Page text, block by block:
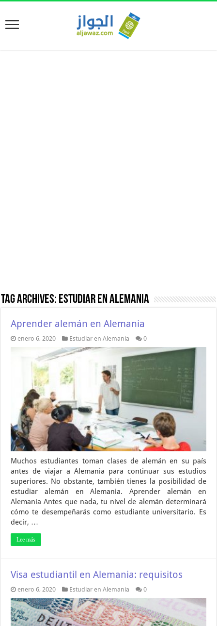
Tag Archives: Estudiar en Alemania
Aprender alemán en Alemania
enero 6, 2020 Estudiar en Alemania 0
Muchos estudiantes toman clases de alemán en su país
antes de viajar a Alemania para continuar sus estudios
superiores. No obstante, también tienes la posibilidad de
estudiar alemán en Alemania. Aprender alemán en
Alemania Antes que nada, tu nivel de alemán determinará
cómo te desempeñarás como estudiante universitario. Es
decir, …
Lee más
Visa estudiantil en Alemania: requisitos
enero 6, 2020 Estudiar en Alemania 0